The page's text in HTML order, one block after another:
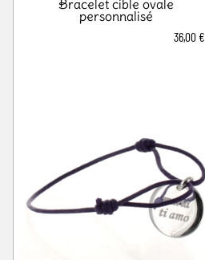
Bracelet cible ovale
personnalisé
36,00 €